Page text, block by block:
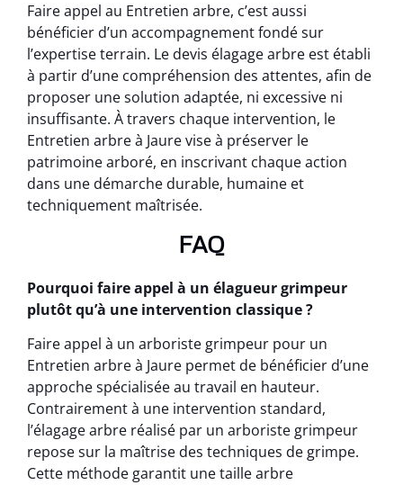
Faire appel au Entretien arbre, c’est aussi
bénéficier d’un accompagnement fondé sur
l’expertise terrain. Le devis élagage arbre est établi
à partir d’une compréhension des attentes, afin de
proposer une solution adaptée, ni excessive ni
insuffisante. À travers chaque intervention, le
Entretien arbre à Jaure vise à préserver le
patrimoine arboré, en inscrivant chaque action
dans une démarche durable, humaine et
techniquement maîtrisée.
FAQ
Pourquoi faire appel à un élagueur grimpeur
plutôt qu’à une intervention classique ?
Faire appel à un arboriste grimpeur pour un
Entretien arbre à Jaure permet de bénéficier d’une
approche spécialisée au travail en hauteur.
Contrairement à une intervention standard,
l’élagage arbre réalisé par un arboriste grimpeur
repose sur la maîtrise des techniques de grimpe.
Cette méthode garantit une taille arbre